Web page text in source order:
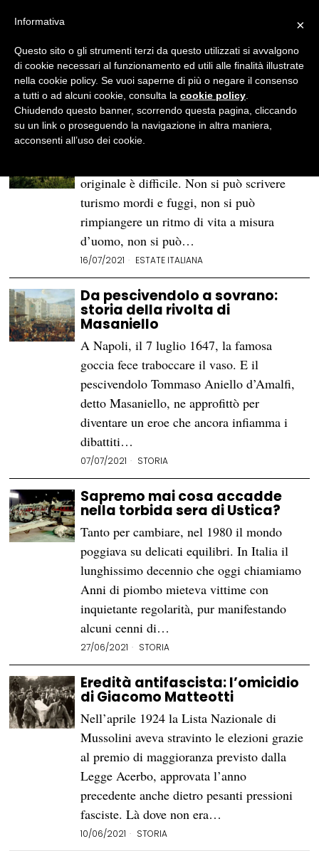
Daniele Rizzi
Nato nel '96, bisognoso di sole e di pace.
Sono specializzato in storia medievale,
insegno lettere alle medie. Mi fermo
sempre ad accarezzare i gatti per strada.
San Gimignano (Siena)
originale è difficile. Non si può scrivere
turismo mordi e fuggi, non si può
rimpiangere un ritmo di vita a misura
d’uomo, non si può…
16/07/2021 ESTATE ITALIANA
Da pescivendolo a sovrano:
storia della rivolta di
Masaniello
A Napoli, il 7 luglio 1647, la famosa
goccia fece traboccare il vaso. E il
pescivendolo Tommaso Aniello d’Amalfi,
detto Masaniello, ne approfittò per
diventare un eroe che ancora infiamma i
dibattiti…
07/07/2021 STORIA
Sapremo mai cosa accadde
nella torbida sera di Ustica?
Tanto per cambiare, nel 1980 il mondo
poggiava su delicati equilibri. In Italia il
lunghissimo decennio che oggi chiamiamo
Anni di piombo mieteva vittime con
inquietante regolarità, pur manifestando
alcuni cenni di…
27/06/2021 STORIA
Eredità antifascista: l’omicidio
di Giacomo Matteotti
Nell’aprile 1924 la Lista Nazionale di
Mussolini aveva stravinto le elezioni grazie
al premio di maggioranza previsto dalla
Legge Acerbo, approvata l’anno
precedente anche dietro pesanti pressioni
fasciste. Là dove non era…
10/06/2021 STORIA
×
Informativa
Questo sito o gli strumenti terzi da questo utilizzati si avvalgono
di cookie necessari al funzionamento ed utili alle finalità illustrate
nella cookie policy. Se vuoi saperne di più o negare il consenso
a tutti o ad alcuni cookie, consulta la cookie policy
Chiudendo questo banner, scorrendo questa pagina, cliccando
su un link o proseguendo la navigazione in altra maniera,
acconsenti all’uso dei cookie.